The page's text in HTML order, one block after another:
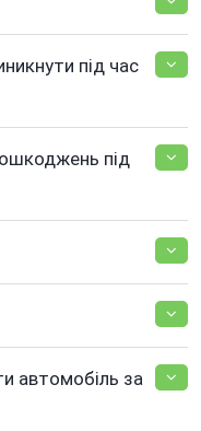
під час
під
автомобіль за